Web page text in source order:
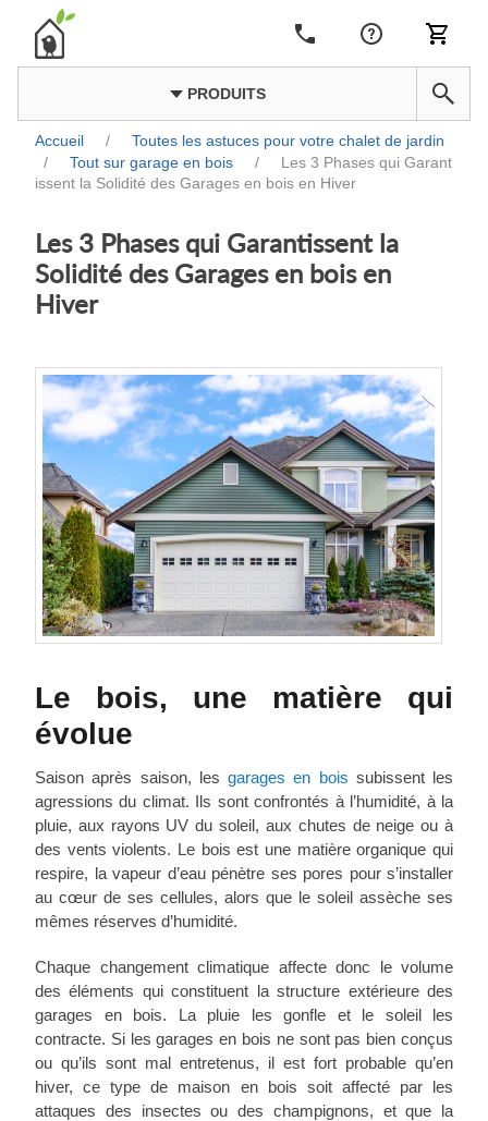
PRODUITS
Accueil /
Toutes les astuces pour votre chalet de jardin
/
Tout sur garage en bois /
Les 3 Phases qui Garant
issent la Solidité des Garages en bois en Hiver
Les 3 Phases qui Garantissent la
Solidité des Garages en bois en
Hiver
Le bois, une matière qui
évolue
Saison après saison, les garages en bois subissent les
agressions du climat. Ils sont confrontés à l’humidité, à la
pluie, aux rayons UV du soleil, aux chutes de neige ou à
des vents violents. Le bois est une matière organique qui
respire, la vapeur d’eau pénètre ses pores pour s’installer
au cœur de ses cellules, alors que le soleil assèche ses
mêmes réserves d’humidité.
Chaque changement climatique affecte donc le volume
des éléments qui constituent la structure extérieure des
garages en bois. La pluie les gonfle et le soleil les
contracte. Si les garages en bois ne sont pas bien conçus
ou qu’ils sont mal entretenus, il est fort probable qu’en
hiver, ce type de maison en bois soit affecté par les
attaques des insectes ou des champignons, et que la